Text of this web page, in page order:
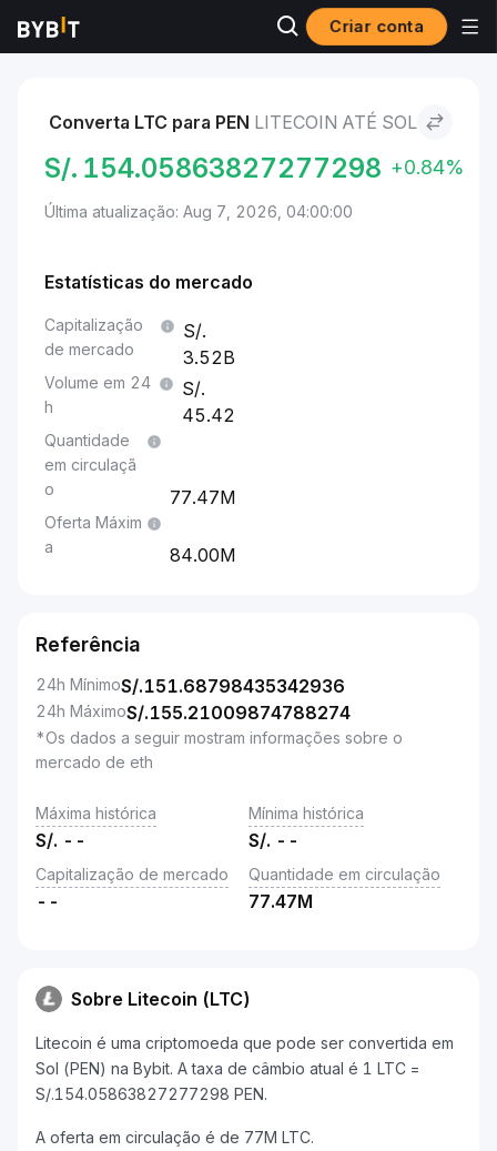
Criar conta
Mercados Preço de Litecoin LTC Litecoin to Sol
Converta LTC para PEN LITECOIN ATÉ SOL
S/. 154.05863827277298 +0.84%
Última atualização: Aug 7, 2026, 04:00:00
Estatísticas do mercado
Capitalização
de mercado
3.52B
Volume em 24
h
45.42
Quantidade
em circulaçã
o
77.47M
Oferta Máxim
a
84.00M
Referência
24h MínimoS/.151.68798435342936
24h MáximoS/.155.21009874788274
*Os dados a seguir mostram informações sobre o
mercado de eth
Máxima histórica
S/. --
Mínima histórica
S/. --
Capitalização de mercado
--
Quantidade em circulação
77.47M
Sobre Litecoin (LTC)
Litecoin é uma criptomoeda que pode ser convertida em
Sol (PEN) na Bybit. A taxa de câmbio atual é 1 LTC =
S/.154.05863827277298 PEN.
A oferta em circulação é de 77M LTC.